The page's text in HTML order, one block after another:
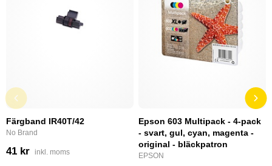
Färgband IR40T/42
No Brand
41 kr inkl. moms
Epson 603 Multipack - 4-pack
- svart, gul, cyan, magenta -
original - bläckpatron
EPSON